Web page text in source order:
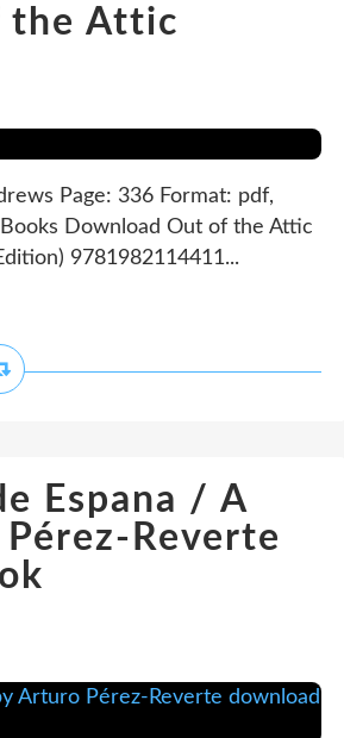
the Attic
Page: 336 Format: pdf,
Download Out of the Attic
9781982114411...
Espana / A
Reverte